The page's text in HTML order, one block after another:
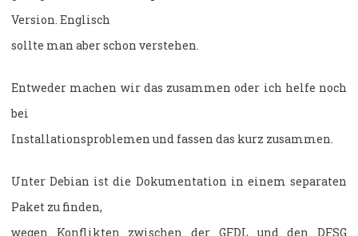
Version. Englisch
sollte man aber schon verstehen.
Entweder machen wir das zusammen oder ich helfe noch
bei
Installationsproblemen und fassen das kurz zusammen.
Unter Debian ist die Dokumentation in einem separaten
Paket zu finden,
wegen Konflikten zwischen der GFDL und den DFSG